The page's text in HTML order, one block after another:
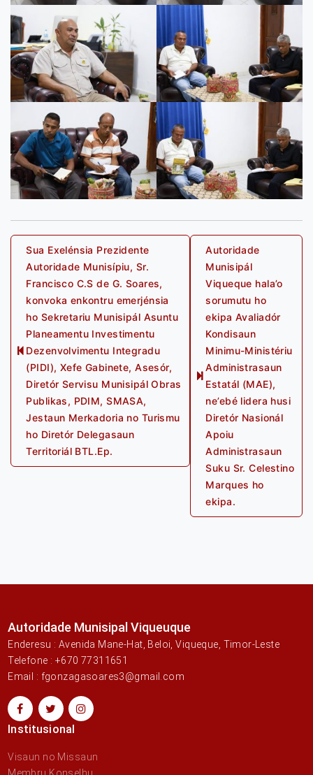
Post
navigation
Previous
post:
Sua Exelénsia Prezidente
Autoridade Munisípiu, Sr.
Francisco C.S de G. Soares,
konvoka enkontru emerjénsia
ho Sekretariu Munisipál Asuntu
Planeamentu Investimentu
Dezenvolvimentu Integradu
(PIDI), Xefe Gabinete, Asesór,
Diretór Servisu Munisipál Obras
Publikas, PDIM, SMASA,
Jestaun Merkadoria no Turismu
ho Diretór Delegasaun
Territoriál BTL.Ep.
Next
post:
Autoridade
Munisipál
Viqueque hala’o
sorumutu ho
ekipa Avaliadór
Kondisaun
Minimu-Ministériu
Administrasaun
Estatál (MAE),
ne’ebé lidera husi
Diretór Nasionál
Apoiu
Administrasaun
Suku Sr. Celestino
Marques ho
ekipa.
Autoridade Munisipal Viqueuque
Enderesu : Avenida Mane-Hat, Beloi, Viqueque, Timor-Leste
Telefone : +670 77311651
Email : fgonzagasoares3@gmail.com
Institusional
Visaun no Missaun